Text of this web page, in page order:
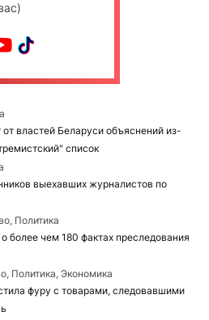
властей Беларуси объяснений из-
список
выехавших журналистов по
Политика
более чем 180 фактах преследования
Политика, Экономика
фуру с товарами, следовавшими